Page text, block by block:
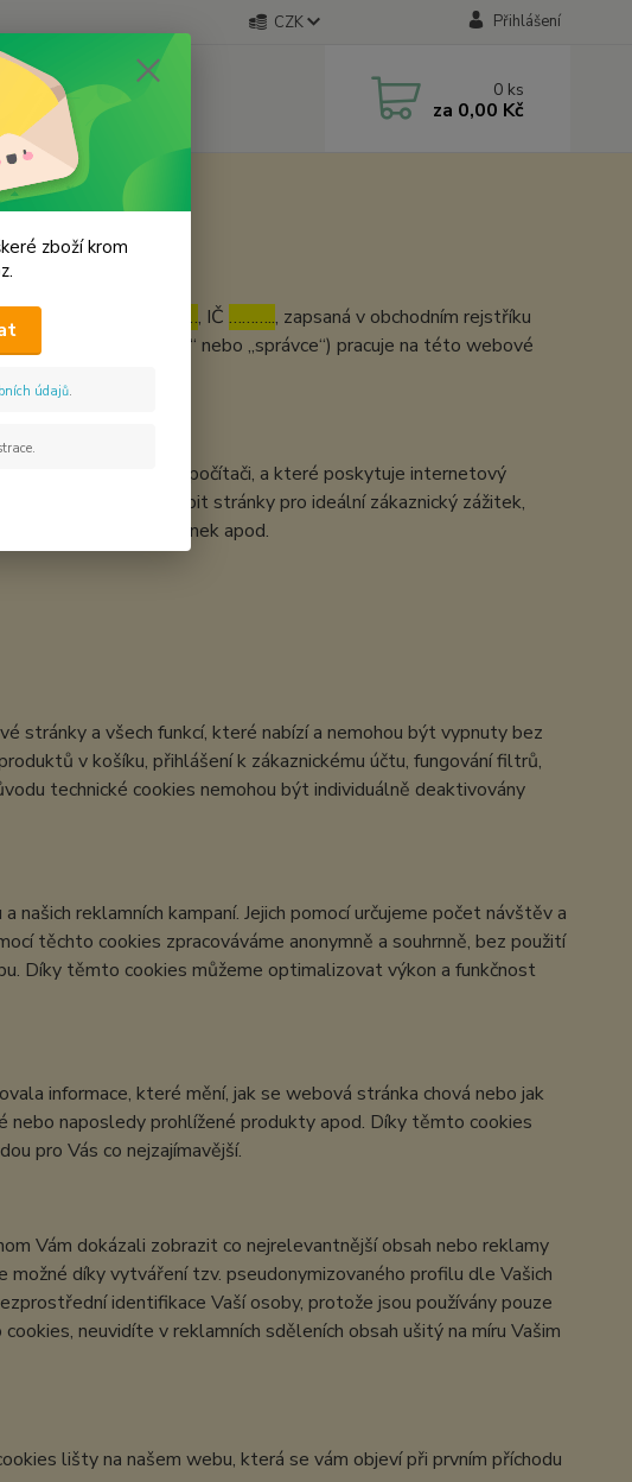
CZK Přihlášení
0 ks
za 0,00 Kč
se sídlem v …………………, IČ ……….., zapsaná v obchodním rejstříku
(dále jen „prodávající“ nebo „správce“) pracuje na této webové
v návštěvníkově počítači, a které poskytuje internetový
například přizpůsobit stránky pro ideální zákaznický zážitek,
webových stránek apod.
stránky a všech funkcí, které nabízí a nemohou být vypnuty bez
v košíku, přihlášení k zákaznickému účtu, fungování filtrů,
technické cookies nemohou být individuálně deaktivovány
reklamních kampaní. Jejich pomocí určujeme počet návštěv a
těchto cookies zpracováváme anonymně a souhrnně, bez použití
Díky těmto cookies můžeme optimalizovat výkon a funkčnost
informace, které mění, jak se webová stránka chová nebo jak
nebo naposledy prohlížené produkty apod. Díky těmto cookies
pro Vás co nejzajímavější.
Vám dokázali zobrazit co nejrelevantnější obsah nebo reklamy
díky vytváření tzv. pseudonymizovaného profilu dle Vašich
identifikace Vaší osoby, protože jsou používány pouze
neuvidíte v reklamních sděleních obsah ušitý na míru Vašim
lišty na našem webu, která se vám objeví při prvním příchodu
zboží krom
údajů.